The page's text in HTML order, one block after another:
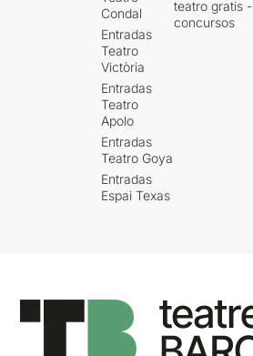
Condal
Entradas
Teatro
Victòria
Entradas
Teatro
Apolo
Entradas
Teatro Goya
Entradas
Espai Texas
teatro gratis -
concursos